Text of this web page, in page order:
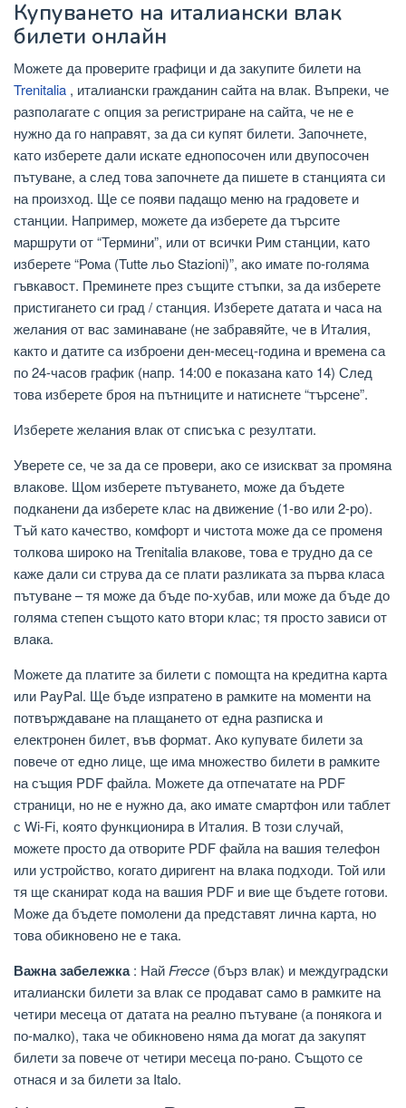
Купуването на италиански влак
билети онлайн
Можете да проверите графици и да закупите билети на
Trenitalia , италиански гражданин сайта на влак. Въпреки, че
разполагате с опция за регистриране на сайта, че не е
нужно да го направят, за да си купят билети. Започнете,
като изберете дали искате еднопосочен или двупосочен
пътуване, а след това започнете да пишете в станцията си
на произход. Ще се появи падащо меню на градовете и
станции. Например, можете да изберете да търсите
маршрути от “Термини”, или от всички Рим станции, като
изберете “Рома (Tutte льо Stazioni)”, ако имате по-голяма
гъвкавост. Преминете през същите стъпки, за да изберете
пристигането си град / станция. Изберете датата и часа на
желания от вас заминаване (не забравяйте, че в Италия,
както и датите са изброени ден-месец-година и времена са
по 24-часов график (напр. 14:00 е показана като 14) След
това изберете броя на пътниците и натиснете “търсене”.
Изберете желания влак от списъка с резултати.
Уверете се, че за да се провери, ако се изискват за промяна
влакове. Щом изберете пътуването, може да бъдете
подканени да изберете клас на движение (1-во или 2-ро).
Тъй като качество, комфорт и чистота може да се променя
толкова широко на Trenitalia влакове, това е трудно да се
каже дали си струва да се плати разликата за първа класа
пътуване – тя може да бъде по-хубав, или може да бъде до
голяма степен същото като втори клас; тя просто зависи от
влака.
Можете да платите за билети с помощта на кредитна карта
или PayPal. Ще бъде изпратено в рамките на моменти на
потвърждаване на плащането от една разписка и
електронен билет, във формат. Ако купувате билети за
повече от едно лице, ще има множество билети в рамките
на същия PDF файла. Можете да отпечатате на PDF
страници, но не е нужно да, ако имате смартфон или таблет
с Wi-Fi, която функционира в Италия. В този случай,
можете просто да отворите PDF файла на вашия телефон
или устройство, когато диригент на влака подходи. Той или
тя ще сканират кода на вашия PDF и вие ще бъдете готови.
Може да бъдете помолени да представят лична карта, но
това обикновено не е така.
Важна забележка: Най Frecce (бърз влак) и междуградски
италиански билети за влак се продават само в рамките на
четири месеца от датата на реално пътуване (а понякога и
по-малко), така че обикновено няма да могат да закупят
билети за повече от четири месеца по-рано. Същото се
отнася и за билети за Italo.